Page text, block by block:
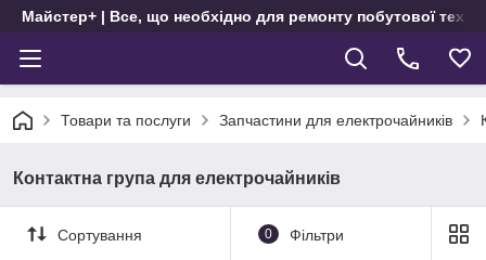
Майстер+ | Все, що необхідно для ремонту побутової
Товари та послуги Запчастини для електрочайників
Контактна група для електрочайників
Сортування 0 Фільтри